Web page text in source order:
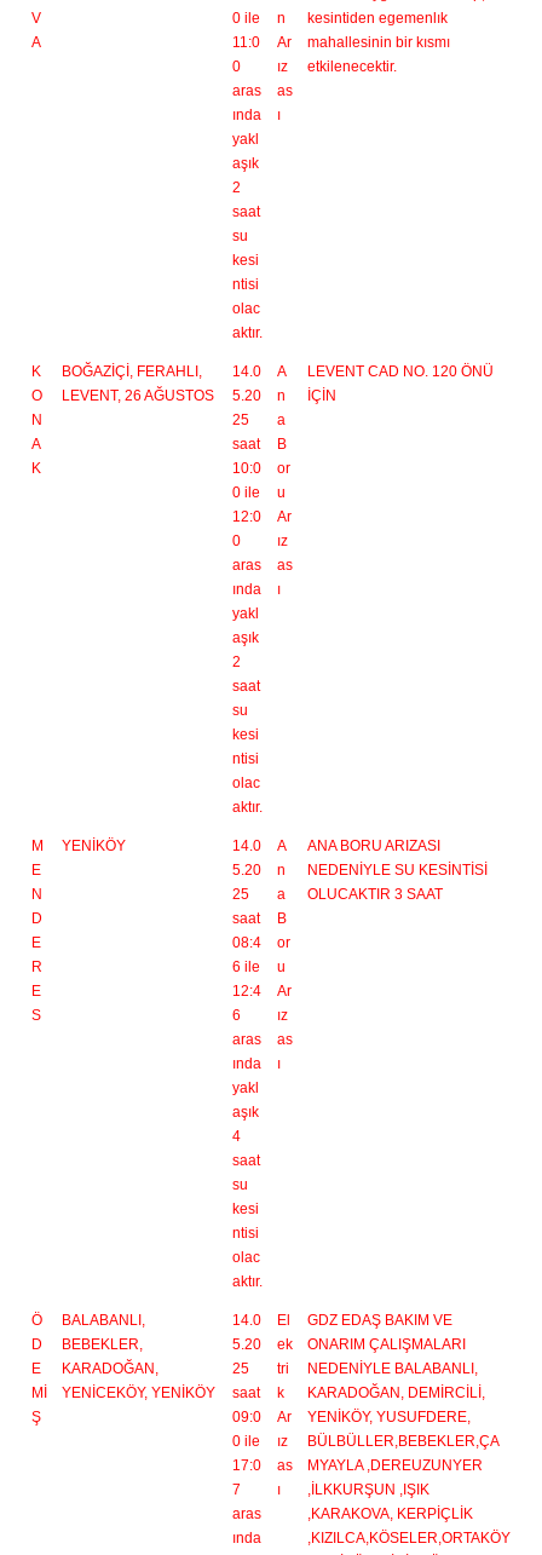
V
A
0 ile
11:0
0
aras
ında
yakl
aşık
2
saat
su
kesi
ntisi
olac
aktır.
n
Ar
ız
as
ı
kesintiden egemenlık
mahallesinin bir kısmı
etkilenecektir.
K
O
N
A
K
BOĞAZİÇİ, FERAHLI,
LEVENT, 26 AĞUSTOS
14.0
5.20
25
saat
10:0
0 ile
12:0
0
aras
ında
yakl
aşık
2
saat
su
kesi
ntisi
olac
aktır.
A
n
a
B
or
u
Ar
ız
as
ı
LEVENT CAD NO. 120 ÖNÜ
İÇİN
M
E
N
D
E
R
E
S
YENİKÖY
14.0
5.20
25
saat
08:4
6 ile
12:4
6
aras
ında
yakl
aşık
4
saat
su
kesi
ntisi
olac
aktır.
A
n
a
B
or
u
Ar
ız
as
ı
ANA BORU ARIZASI
NEDENİYLE SU KESİNTİSİ
OLUCAKTIR 3 SAAT
Ö
D
E
Mİ
Ş
BALABANLI,
BEBEKLER,
KARADOĞAN,
YENİCEKÖY, YENİKÖY
14.0
5.20
25
saat
09:0
0 ile
17:0
7
aras
ında
El
ek
tri
k
Ar
ız
as
ı
GDZ EDAŞ BAKIM VE
ONARIM ÇALIŞMALARI
NEDENİYLE BALABANLI,
KARADOĞAN, DEMİRCİLİ,
YENİKÖY, YUSUFDERE,
BÜLBÜLLER,BEBEKLER,ÇA
MYAYLA ,DEREUZUNYER
,İLKKURŞUN ,IŞIK
,KARAKOVA, KERPİÇLİK
,KIZILCA,KÖSELER,ORTAKÖY